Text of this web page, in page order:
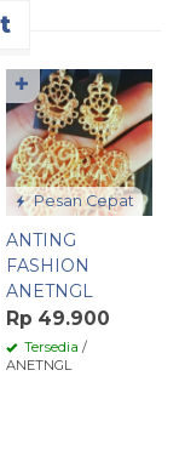
Pesan Cepat
ANTING
FASHION
ANETNGL
Rp 49.900
Tersedia /
ANETNGL
✚